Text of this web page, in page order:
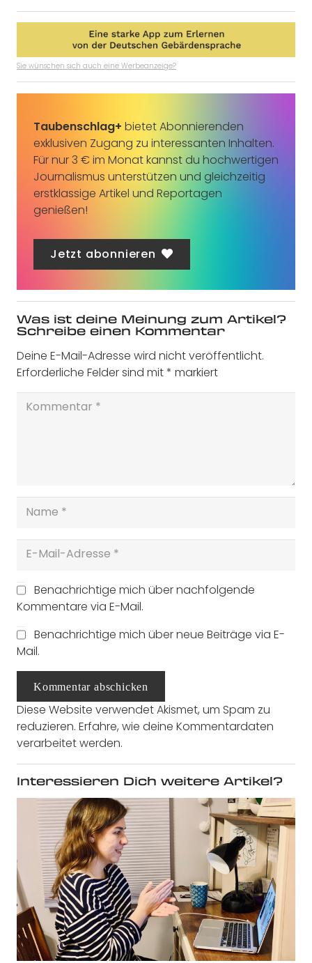
Sie wünschen sich auch eine Werbeanzeige?
Taubenschlag+ bietet Abonnierenden
exklusiven Zugang zu interessanten Inhalten.
Für nur 3 € im Monat kannst du hochwertigen
Journalismus unterstützen und gleichzeitig
erstklassige Artikel und Reportagen
genießen!
Jetzt abonnieren
Was ist deine Meinung zum Artikel?
Schreibe einen Kommentar
Deine E-Mail-Adresse wird nicht veröffentlicht.
Erforderliche Felder sind mit* markiert
Benachrichtige mich über nachfolgende
Kommentare via E-Mail.
Benachrichtige mich über neue Beiträge via E-
Mail.
Kommentar abschicken
Diese Website verwendet Akismet, um Spam zu
reduzieren. Erfahre, wie deine Kommentardaten
verarbeitet werden.
Interessieren Dich weitere Artikel?